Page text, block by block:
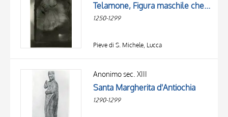
Telamone, Figura maschile che regge un leggio
1250-1299
Pieve di S. Michele, Lucca
Anonimo sec. XIII
Santa Margherita d'Antiochia
1290-1299
TITOLO
OGGETTO